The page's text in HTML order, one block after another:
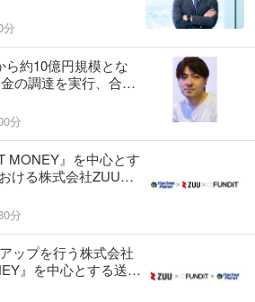
分
ら約10億円規模とな
の調達を実行、合わ
るシリーズBラウン
分
MONEY』を中心とす
ける株式会社ZUU、
会社「株式会社NET
せ
分
ップを⾏う株式会社
』を中心とする送客
式会社ZUU、株式会